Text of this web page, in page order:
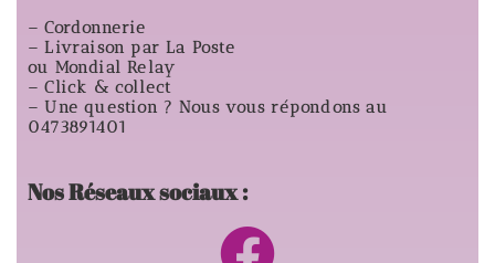
– Cordonnerie
– Livraison par La Poste
ou Mondial Relay
– Click & collect
– Une question ? Nous vous répondons au
0473891401
Nos Réseaux sociaux :